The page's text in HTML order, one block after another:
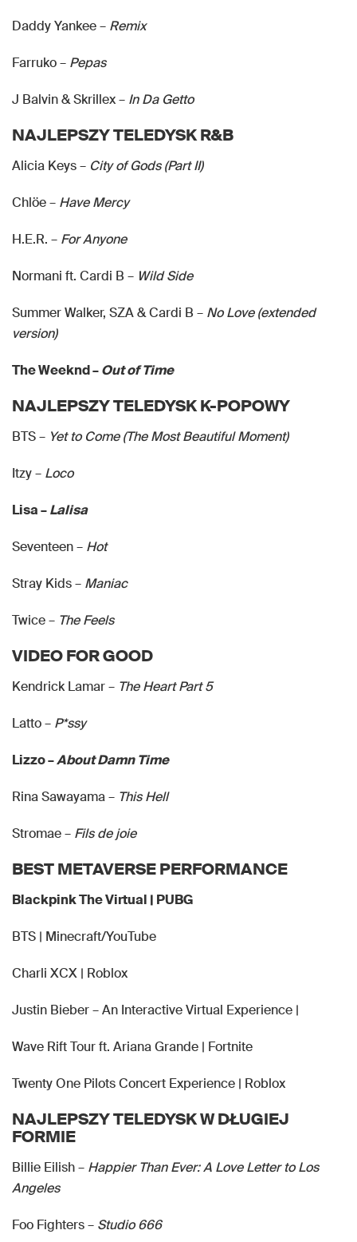
Daddy Yankee – Remix
Farruko – Pepas
J Balvin & Skrillex – In Da Getto
NAJLEPSZY TELEDYSK R&B
Alicia Keys – City of Gods (Part II)
Chlöe – Have Mercy
H.E.R. – For Anyone
Normani ft. Cardi B – Wild Side
Summer Walker, SZA & Cardi B – No Love (extended
version)
The Weeknd –Out of Time
NAJLEPSZY TELEDYSK K-POPOWY
BTS – Yet to Come (The Most Beautiful Moment)
Itzy – Loco
Lisa –Lalisa
Seventeen – Hot
Stray Kids – Maniac
Twice – The Feels
VIDEO FOR GOOD
Kendrick Lamar – The Heart Part 5
Latto – P*ssy
Lizzo –About Damn Time
Rina Sawayama – This Hell
Stromae – Fils de joie
BEST METAVERSE PERFORMANCE
Blackpink The Virtual | PUBG
BTS | Minecraft/YouTube
Charli XCX | Roblox
Justin Bieber – An Interactive Virtual Experience |
Wave Rift Tour ft. Ariana Grande | Fortnite
Twenty One Pilots Concert Experience | Roblox
NAJLEPSZY TELEDYSK W DŁUGIEJ
FORMIE
Billie Eilish – Happier Than Ever: A Love Letter to Los
Angeles
Foo Fighters – Studio 666